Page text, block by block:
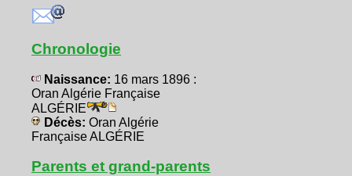
Chronologie
Naissance: 16 mars 1896 :
Oran Algérie Française
ALGÉRIE
Décès: Oran Algérie
Française ALGÉRIE
Parents et grand-parents